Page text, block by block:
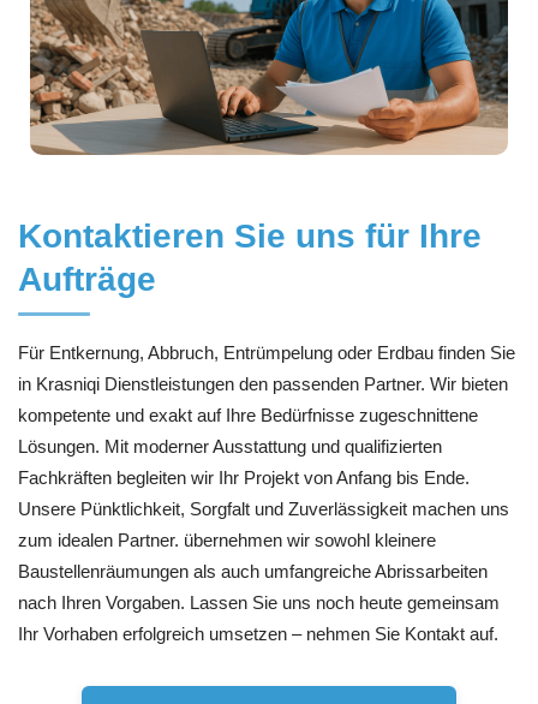
Kontaktieren Sie uns für Ihre
Aufträge
Für Entkernung, Abbruch, Entrümpelung oder Erdbau finden Sie
in Krasniqi Dienstleistungen den passenden Partner. Wir bieten
kompetente und exakt auf Ihre Bedürfnisse zugeschnittene
Lösungen. Mit moderner Ausstattung und qualifizierten
Fachkräften begleiten wir Ihr Projekt von Anfang bis Ende.
Unsere Pünktlichkeit, Sorgfalt und Zuverlässigkeit machen uns
zum idealen Partner. übernehmen wir sowohl kleinere
Baustellenräumungen als auch umfangreiche Abrissarbeiten
nach Ihren Vorgaben. Lassen Sie uns noch heute gemeinsam
Ihr Vorhaben erfolgreich umsetzen – nehmen Sie Kontakt auf.